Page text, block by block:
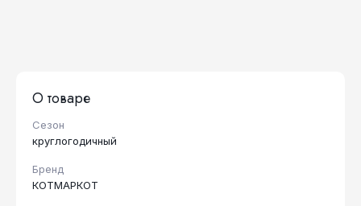
О товаре
Сезон
круглогодичный
Бренд
КОТМАРКОТ